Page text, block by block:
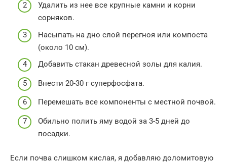
Удалить из нее все крупные камни и корни
сорняков.
Насыпать на дно слой перегноя или компоста
(около 10 см).
Добавить стакан древесной золы для калия.
Внести 20-30 г суперфосфата.
Перемешать все компоненты с местной почвой.
Обильно полить яму водой за 3-5 дней до
посадки.
Если почва слишком кислая, я добавляю доломитовую